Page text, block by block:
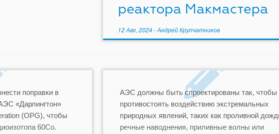
реактора Макмастера
12 Авг, 2024-Андрей Крупчатников
поправки в
«Дарлингтон»
(OPG), чтобы
60Co.
АЭС должны быть спроектированы так, чтобы
противостоять воздействию экстремальных
природных явлений, таких как проливной
речные наводнения, приливные волны или